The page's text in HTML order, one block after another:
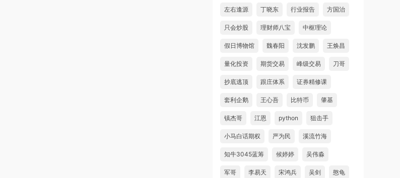
左右逢源 丁晓东 行业报告 方国治
只会炒股 理财师八宝 中枢理论
假日博物馆 魏春阳 沈发鹏 王焕昌
量化投资 期货交易 峰级交易 刀哥
抄底逃顶 跟庄体系 证券精修课
套利企鹅 王心吾 比特币 肇基
镇杰哥 江恩 python 狙击手
小马白话期权 严为民 溪流竹海
知牛3045蓝筹 候婷婷 吴伟淼
军哥 李易天 宋鸿兵 吴剑 憨龟